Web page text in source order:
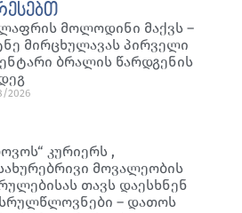
მოლოდინი მაქვს –
მირცხულავას პირველი
ბრალის წარდგენის
2026
კურიერს ,
მოვალეობის
თავს დაესხნენ
– დათოს